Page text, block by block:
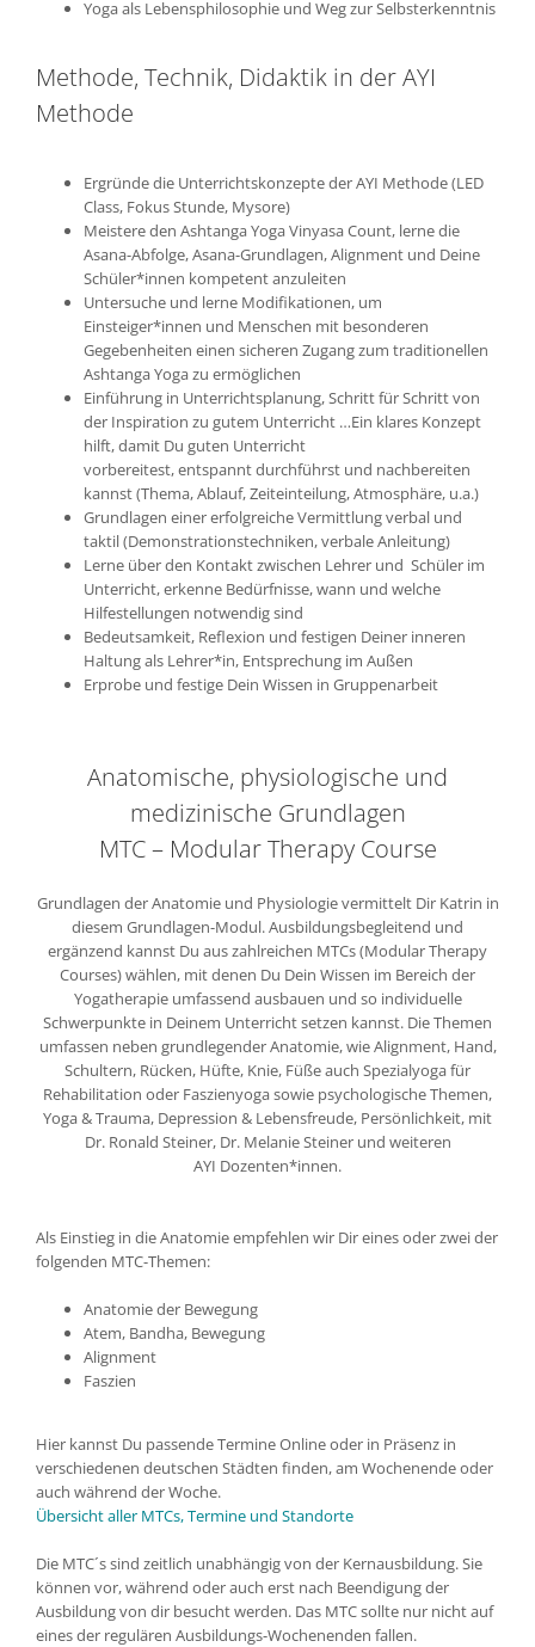
Yoga als Lebensphilosophie und Weg zur Selbsterkenntnis
Methode, Technik, Didaktik in der AYI
Methode
Ergründe die Unterrichtskonzepte der AYI Methode (LED
Class, Fokus Stunde, Mysore)
Meistere den Ashtanga Yoga Vinyasa Count, lerne die
Asana-Abfolge, Asana-Grundlagen, Alignment und Deine
Schüler*innen kompetent anzuleiten
Untersuche und lerne Modifikationen, um
Einsteiger*innen und Menschen mit besonderen
Gegebenheiten einen sicheren Zugang zum traditionellen
Ashtanga Yoga zu ermöglichen
Einführung in Unterrichtsplanung, Schritt für Schritt von
der Inspiration zu gutem Unterricht …Ein klares Konzept
hilft, damit Du guten Unterricht
vorbereitest, entspannt durchführst und nachbereiten
kannst (Thema, Ablauf, Zeiteinteilung, Atmosphäre, u.a.)
Grundlagen einer erfolgreiche Vermittlung verbal und
taktil (Demonstrationstechniken, verbale Anleitung)
Lerne über den Kontakt zwischen Lehrer und Schüler im
Unterricht, erkenne Bedürfnisse, wann und welche
Hilfestellungen notwendig sind
Bedeutsamkeit, Reflexion und festigen Deiner inneren
Haltung als Lehrer*in, Entsprechung im Außen
Erprobe und festige Dein Wissen in Gruppenarbeit
Anatomische, physiologische und
medizinische Grundlagen
MTC – Modular Therapy Course
Grundlagen der Anatomie und Physiologie vermittelt Dir Katrin in
diesem Grundlagen-Modul. Ausbildungsbegleitend und
ergänzend kannst Du aus zahlreichen MTCs (Modular Therapy
Courses) wählen, mit denen Du Dein Wissen im Bereich der
Yogatherapie umfassend ausbauen und so individuelle
Schwerpunkte in Deinem Unterricht setzen kannst. Die Themen
umfassen neben grundlegender Anatomie, wie Alignment, Hand,
Schultern, Rücken, Hüfte, Knie, Füße auch Spezialyoga für
Rehabilitation oder Faszienyoga sowie psychologische Themen,
Yoga & Trauma, Depression & Lebensfreude, Persönlichkeit, mit
Dr. Ronald Steiner, Dr. Melanie Steiner und weiteren
AYI Dozenten*innen.
Als Einstieg in die Anatomie empfehlen wir Dir eines oder zwei der
folgenden MTC-Themen:
Anatomie der Bewegung
Atem, Bandha, Bewegung
Alignment
Faszien
Hier kannst Du passende Termine Online oder in Präsenz in
verschiedenen deutschen Städten finden, am Wochenende oder
auch während der Woche.
Übersicht aller MTCs, Termine und Standorte
Die MTC´s sind zeitlich unabhängig von der Kernausbildung. Sie
können vor, während oder auch erst nach Beendigung der
Ausbildung von dir besucht werden. Das MTC sollte nur nicht auf
eines der regulären Ausbildungs-Wochenenden fallen.